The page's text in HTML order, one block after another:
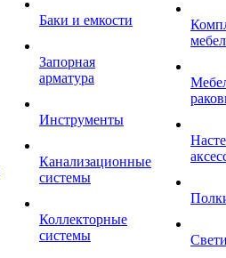
Баки и емкости
Запорная
арматура
Инструменты
Канализационные
системы
Коллекторные
системы